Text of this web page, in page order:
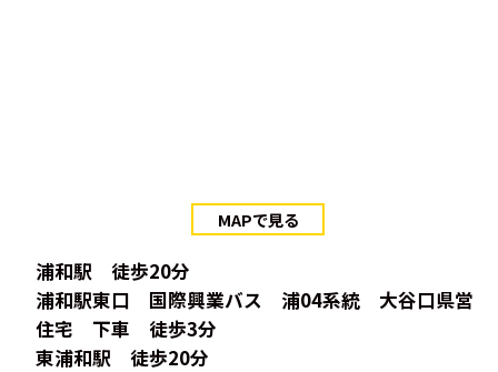
MAPで見る
浦和駅 徒歩20分
浦和駅東口 国際興業バス 浦04系統 大谷口県営
住宅 下車 徒歩3分
東浦和駅 徒歩20分